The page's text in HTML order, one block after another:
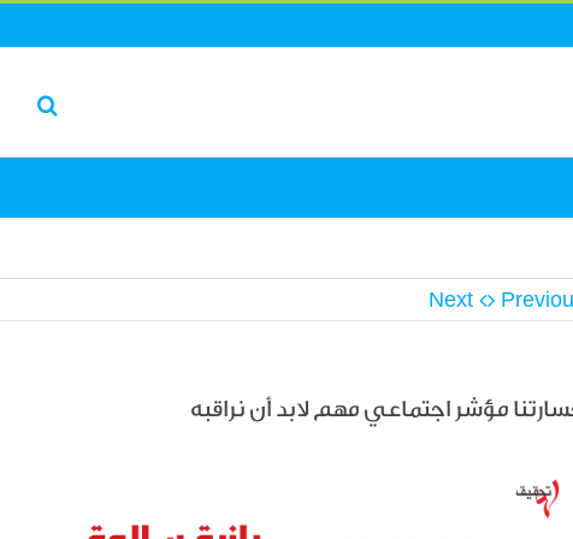
Next
مؤشر اجتماعي مهم لابد أن نراقبه
View
Larger